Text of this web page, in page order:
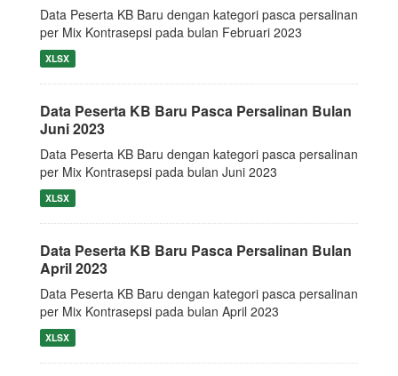
Data Peserta KB Baru dengan kategori pasca persalinan
per Mix Kontrasepsi pada bulan Februari 2023
XLSX
Data Peserta KB Baru Pasca Persalinan Bulan
Juni 2023
Data Peserta KB Baru dengan kategori pasca persalinan
per Mix Kontrasepsi pada bulan Juni 2023
XLSX
Data Peserta KB Baru Pasca Persalinan Bulan
April 2023
Data Peserta KB Baru dengan kategori pasca persalinan
per Mix Kontrasepsi pada bulan April 2023
XLSX